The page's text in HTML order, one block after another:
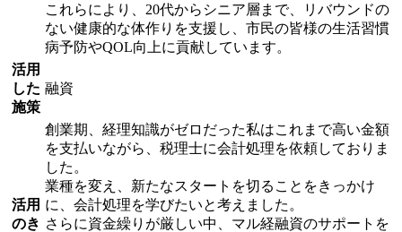
これらにより、20代からシニア層まで、リバウンドの
ない健康的な体作りを支援し、市民の皆様の生活習慣
病予防やQOL向上に貢献しています。
活用
した
施策
融資
活用
のき
創業期、経理知識がゼロだった私はこれまで高い金額
を支払いながら、税理士に会計処理を依頼しておりま
した。
業種を変え、新たなスタートを切ることをきっかけ
に、会計処理を学びたいと考えました。
さらに資金繰りが厳しい中、マル経融資のサポートを